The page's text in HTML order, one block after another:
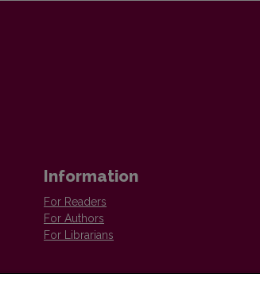
Information
For Readers
For Authors
For Librarians